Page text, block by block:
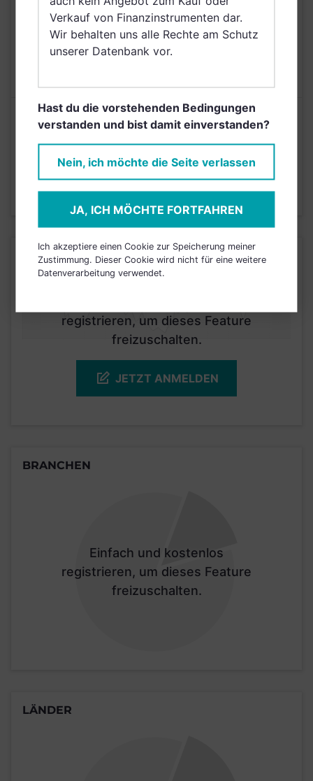
Norwegen
AUSGABEAUFSCHLAG N/A
Risikoeinstufung laut Anbieter (KID)
2 3 4 5 6
KURSENTWICKLUNG
registrieren, um dieses Feature
freizuschalten.
JETZT ANMELDEN
BRANCHEN
Einfach und kostenlos
registrieren, um dieses Feature
freizuschalten.
LÄNDER
Verkauf von Finanzinstrumenten dar.
Wir behalten uns alle Rechte am Schutz
unserer Datenbank vor.
Hast du die vorstehenden Bedingungen
verstanden und bist damit einverstanden?
Nein, ich möchte die Seite verlassen
JA, ICH MÖCHTE FORTFAHREN
Ich akzeptiere einen Cookie zur Speicherung meiner
Zustimmung. Dieser Cookie wird nicht für eine weitere
Datenverarbeitung verwendet.